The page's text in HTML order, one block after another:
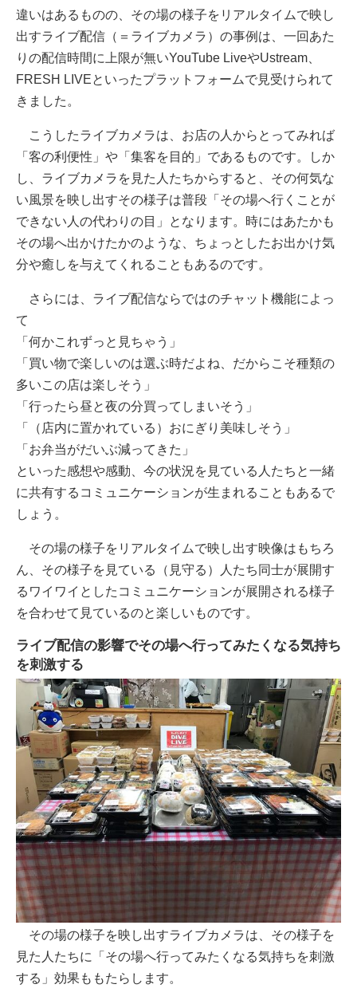
違いはあるものの、その場の様子をリアルタイムで映し
出すライブ配信（＝ライブカメラ）の事例は、一回あた
りの配信時間に上限が無いYouTube LiveやUstream、
FRESH LIVEといったプラットフォームで見受けられて
きました。
こうしたライブカメラは、お店の人からとってみれば
「客の利便性」や「集客を目的」であるものです。しか
し、ライブカメラを見た人たちからすると、その何気な
い風景を映し出すその様子は普段「その場へ行くことが
できない人の代わりの目」となります。時にはあたかも
その場へ出かけたかのような、ちょっとしたお出かけ気
分や癒しを与えてくれることもあるのです。
さらには、ライブ配信ならではのチャット機能によっ
て
「何かこれずっと見ちゃう」
「買い物で楽しいのは選ぶ時だよね、だからこそ種類の
多いこの店は楽しそう」
「行ったら昼と夜の分買ってしまいそう」
「（店内に置かれている）おにぎり美味しそう」
「お弁当がだいぶ減ってきた」
といった感想や感動、今の状況を見ている人たちと一緒
に共有するコミュニケーションが生まれることもあるで
しょう。
その場の様子をリアルタイムで映し出す映像はもちろ
ん、その様子を見ている（見守る）人たち同士が展開す
るワイワイとしたコミュニケーションが展開される様子
を合わせて見ているのと楽しいものです。
ライブ配信の影響でその場へ行ってみたくなる気持ち
を刺激する
その場の様子を映し出すライブカメラは、その様子を
見た人たちに「その場へ行ってみたくなる気持ちを刺激
する」効果ももたらします。